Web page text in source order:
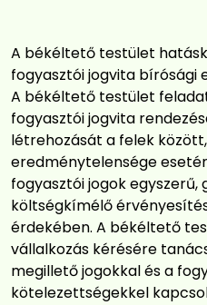
A békéltető testület
fogyasztói jogvita bírósági
A békéltető testület
fogyasztói jogvita
létrehozását a felek
eredménytelensége
fogyasztói jogok egyszerű,
költségkímélő
érdekében. A békéltető
vállalkozás kérésére
megillető jogokkal és a
kötelezettségekkel